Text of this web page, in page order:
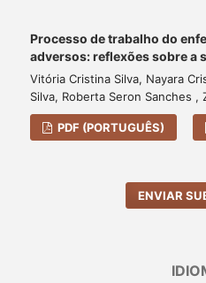
Processo de trabalho do
adversos: reflexões sobre a
Vitória Cristina Silva, Nayara
Silva, Roberta Seron Sanches ,
PDF (PORTUGUÊS)
ENVIAR